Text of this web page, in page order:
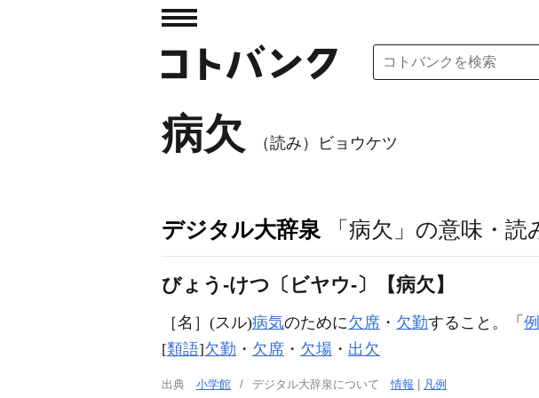
病欠 （読み）ビョウケツ
デジタル大辞泉 「病欠」の意味・読
びょう‐けつ〔ビヤウ‐〕【病欠】
［名］ (スル)病気のために欠席 ・ 欠勤すること。「
[類語]欠勤 ・ 欠席 ・ 欠場 ・ 出欠
出典 小学館 デジタル大辞泉について情報 凡例